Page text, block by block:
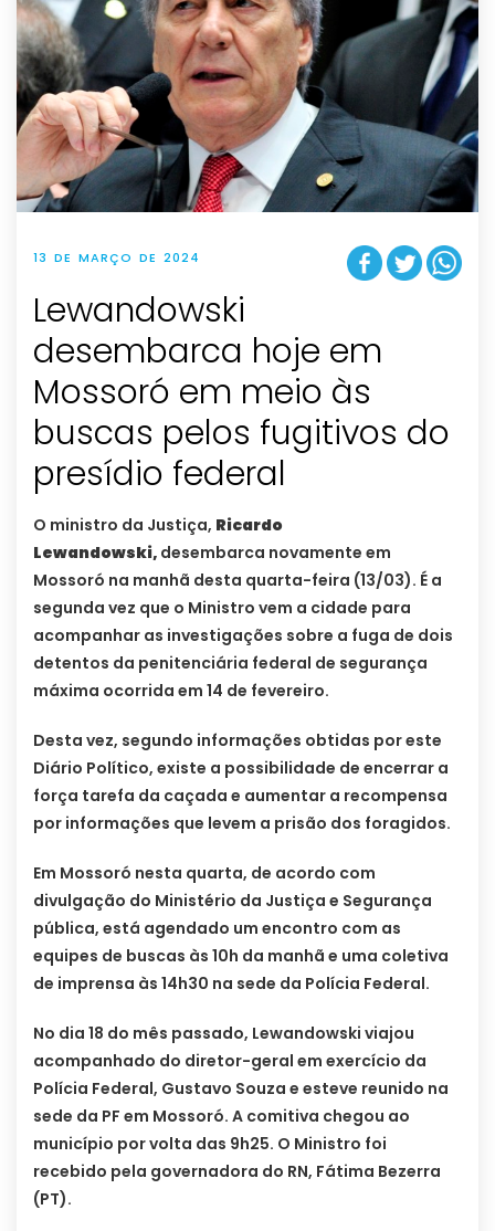
13 DE MARÇO DE 2024
Lewandowski
desembarca hoje em
Mossoró em meio às
buscas pelos fugitivos do
presídio federal
O ministro da Justiça, Ricardo
Lewandowski, desembarca novamente em
Mossoró na manhã desta quarta-feira (13/03). É a
segunda vez que o Ministro vem a cidade para
acompanhar as investigações sobre a fuga de dois
detentos da penitenciária federal de segurança
máxima ocorrida em 14 de fevereiro.
Desta vez, segundo informações obtidas por este
Diário Político, existe a possibilidade de encerrar a
força tarefa da caçada e aumentar a recompensa
por informações que levem a prisão dos foragidos.
Em Mossoró nesta quarta, de acordo com
divulgação do Ministério da Justiça e Segurança
pública, está agendado um encontro com as
equipes de buscas às 10h da manhã e uma coletiva
de imprensa às 14h30 na sede da Polícia Federal.
No dia 18 do mês passado, Lewandowski viajou
acompanhado do diretor-geral em exercício da
Polícia Federal, Gustavo Souza e esteve reunido na
sede da PF em Mossoró. A comitiva chegou ao
município por volta das 9h25. O Ministro foi
recebido pela governadora do RN, Fátima Bezerra
(PT).